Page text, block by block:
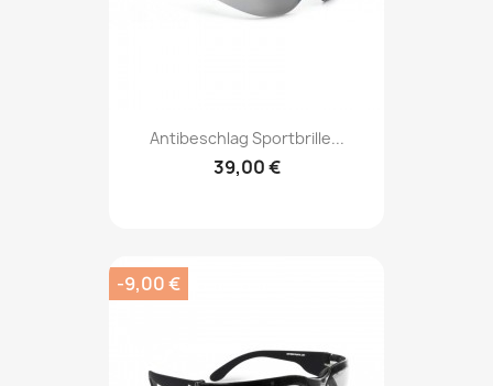
Antibeschlag Sportbrille...
39,00 €
-9,00 €